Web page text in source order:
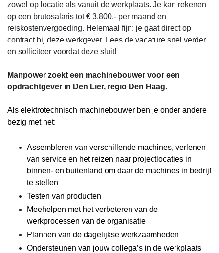
zowel op locatie als vanuit de werkplaats. Je kan rekenen
op een brutosalaris tot € 3.800,- per maand en
reiskostenvergoeding. Helemaal fijn: je gaat direct op
contract bij deze werkgever. Lees de vacature snel verder
en solliciteer voordat deze sluit!
Manpower zoekt een machinebouwer voor een
opdrachtgever in Den Lier, regio Den Haag.
Als elektrotechnisch machinebouwer ben je onder andere
bezig met het:
Assembleren van verschillende machines, verlenen
van service en het reizen naar projectlocaties in
binnen- en buitenland om daar de machines in bedrijf
te stellen
Testen van producten
Meehelpen met het verbeteren van de
werkprocessen van de organisatie
Plannen van de dagelijkse werkzaamheden
Ondersteunen van jouw collega’s in de werkplaats